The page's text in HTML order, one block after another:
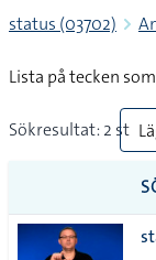
status (03702)
Lista på tecken
Sökresultat: 2 st